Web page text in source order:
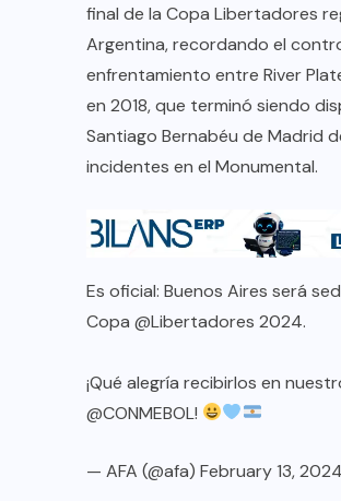
final de la Copa Libertadores
Argentina, recordando el
enfrentamiento entre River
en 2018, que terminó siendo
Santiago Bernabéu de Madrid
incidentes en el Monumental.
Es oficial: Buenos Aires será
Copa @Libertadores 2024.
¡Qué alegría recibirlos en
@CONMEBOL!
— AFA (@afa) February 13, 2024